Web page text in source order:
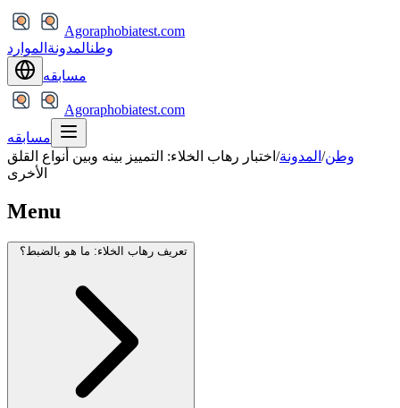
Agoraphobiatest.com
وطنالمدونة الموارد
مسابقه
Agoraphobiatest.com
مسابقه
وطن/ المدونة/ اختبار رهاب الخلاء: التمييز بينه وبين أنواع القلق
الأخرى
Menu
تعريف رهاب الخلاء: ما هو بالضبط؟